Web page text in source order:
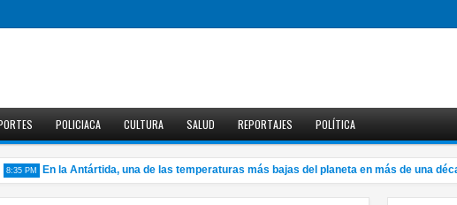
POLICIACA CULTURA SALUD REPORTAJES POLÍTICA
PM En la Antártida, una de las temperaturas más bajas del planeta en más de una década